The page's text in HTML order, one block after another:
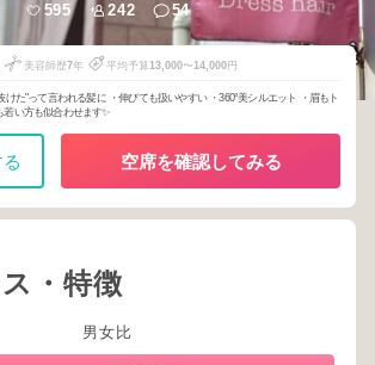
595 242 54
美容師歴7年 平均予算13,000〜14,000円
た"って言われる髪に ・伸びても扱いやすい ・360°美シルエット ・眉もト
い方も似合わせます✨
空席を確認してみる
・特徴
男女比